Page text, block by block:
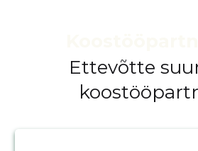
Ettevõtte